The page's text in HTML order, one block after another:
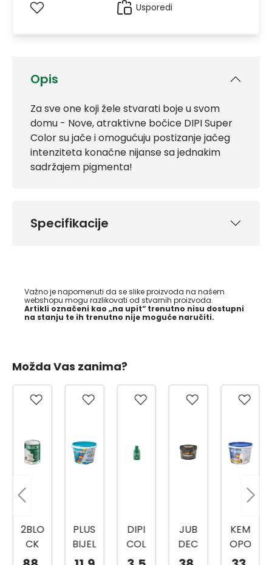
Opis
Za sve one koji žele stvarati boje u svom
domu - Nove, atraktivne bočice DIPI Super
Color su jače i omogućuju postizanje jačeg
intenziteta konačne nijanse sa jednakim
sadržajem pigmenta!
Specifikacije
Važno je napomenuti da se slike proizvoda na našem
webshopu mogu razlikovati od stvarnih proizvoda.
Artikli označeni kao „na upit“ trenutno nisu dostupni
na stanju te ih trenutno nije moguće naručiti.
Usporedi
Možda Vas zanima?
2BLO
CK
BLOK
PLUS
BIJEL
I 2L
DIPI
COL
OR
JUB
DEC
OR
KEM
OPO
L 15L